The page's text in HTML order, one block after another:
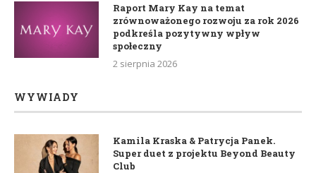
Raport Mary Kay na temat
zrównoważonego rozwoju za rok 2026
podkreśla pozytywny wpływ
społeczny
2 sierpnia 2026
WYWIADY
Kamila Kraska & Patrycja Panek.
Super duet z projektu Beyond Beauty
Club